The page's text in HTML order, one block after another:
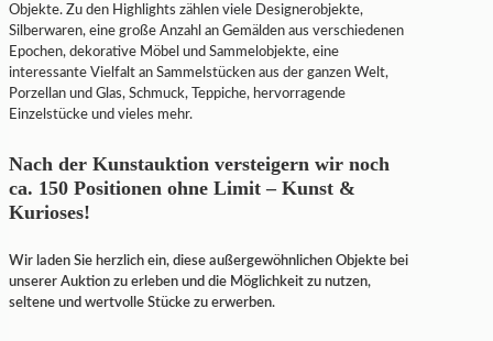
Objekte. Zu den Highlights zählen viele Designerobjekte,
Silberwaren, eine große Anzahl an Gemälden aus verschiedenen
Epochen, dekorative Möbel und Sammelobjekte, eine
interessante Vielfalt an Sammelstücken aus der ganzen Welt,
Porzellan und Glas, Schmuck, Teppiche, hervorragende
Einzelstücke und vieles mehr.
Nach der Kunstauktion versteigern wir noch
ca. 150 Positionen ohne Limit – Kunst &
Kurioses!
Wir laden Sie herzlich ein, diese außergewöhnlichen Objekte bei
unserer Auktion zu erleben und die Möglichkeit zu nutzen,
seltene und wertvolle Stücke zu erwerben.